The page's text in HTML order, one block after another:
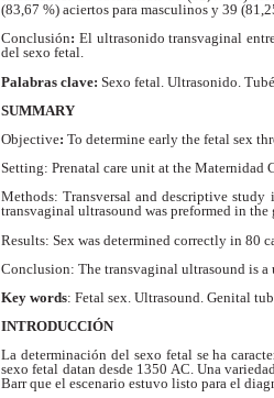
(83,67 %) aciertos para masculinos y 39
Conclusión: El ultrasonido transvaginal
del sexo fetal.
Palabras clave: Sexo fetal. Ultrasonido.
SUMMARY
Objective: To determine early the fetal sex
Setting: Prenatal care unit at the Maternidad
Methods: Transversal and descriptive
transvaginal ultrasound was preformed in
Results: Sex was determined correctly in 80
Conclusion: The transvaginal ultrasound is a
Key words: Fetal sex. Ultrasound. Genital
INTRODUCCIÓN
La determinación del sexo fetal se ha
sexo fetal datan desde 1350 AC. Una
Barr que el escenario estuvo listo para el